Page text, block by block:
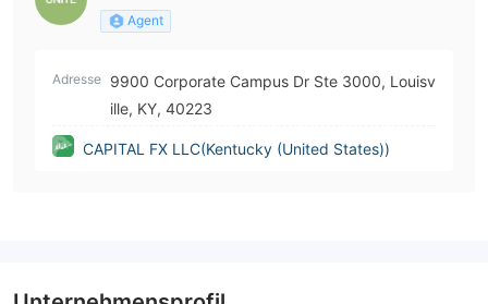
Agent
Adresse 9900 Corporate Campus Dr Ste 3000, Louisv
ille, KY, 40223
CAPITAL FX LLC(Kentucky (United States))